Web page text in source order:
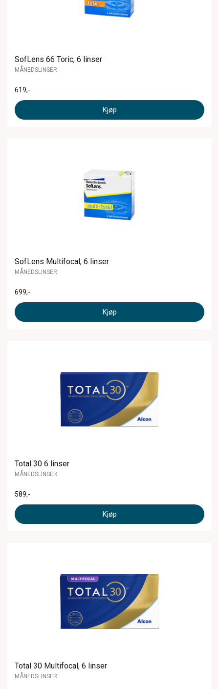
SofLens 66 Toric, 6 linser
MÅNEDSLINSER
619,-
Kjøp
SofLens Multifocal, 6 linser
MÅNEDSLINSER
699,-
Kjøp
Total 30 6 linser
MÅNEDSLINSER
589,-
Kjøp
Total 30 Multifocal, 6 linser
MÅNEDSLINSER